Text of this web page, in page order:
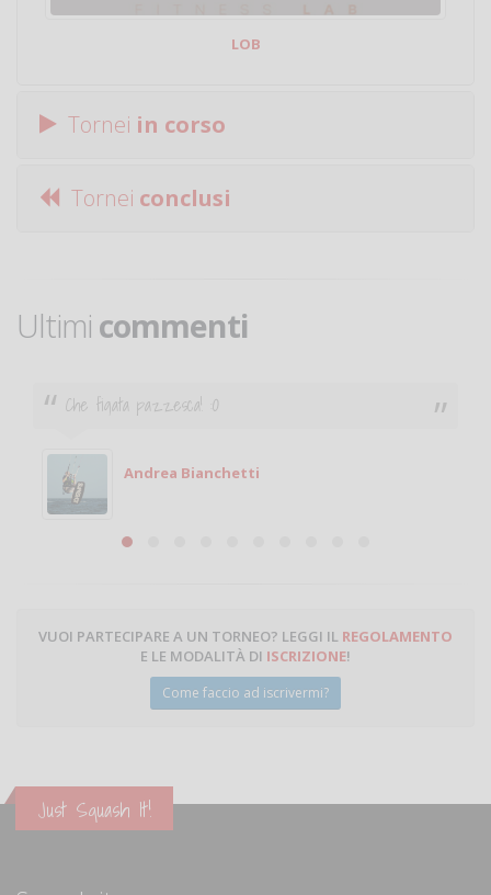
LOB
Tornei in corso
Tornei conclusi
Ultimi commenti
Ciao. Sono a Treviglio da poco e vorrei tornare a
giocare. Se sei in zona e puoi giocare fammi sapere.
Michele
Michele Miglionico
VUOI PARTECIPARE A UN TORNEO? LEGGI IL REGOLAMENTO
E LE MODALITÀ DI ISCRIZIONE!
Come faccio ad iscrivermi?
Just Squash It!